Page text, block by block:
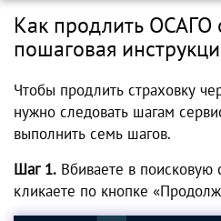
Как продлить ОСАГО
пошаговая
Чтобы продлить страховку
нужно следовать шагам
выполнить семь шагов.
Шаг 1. Вбиваете в
кликаете по кнопке